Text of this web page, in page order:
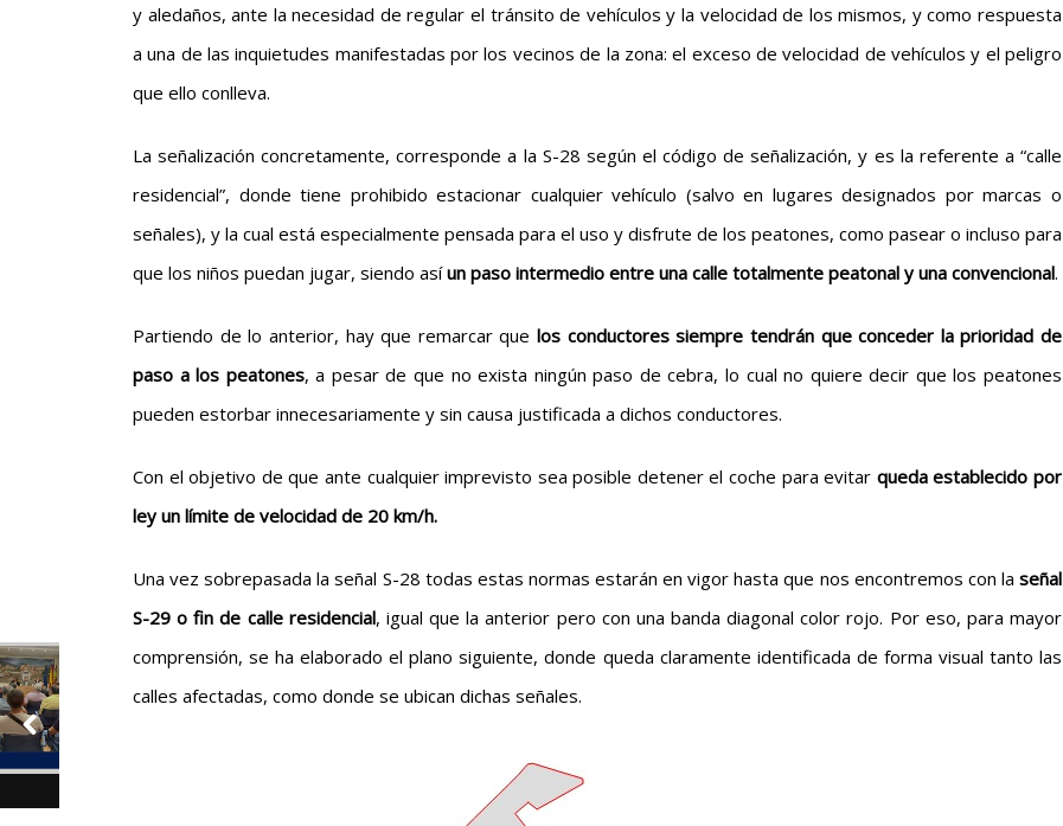
y aledaños, ante la necesidad de regular el tránsito de vehículos y la velocidad de los mismos, y como respuesta
a una de las inquietudes manifestadas por los vecinos de la zona: el exceso de velocidad de vehículos y el peligro
que ello conlleva.
La señalización concretamente, corresponde a la S-28 según el código de señalización, y es la referente a “calle
residencial”, donde tiene prohibido estacionar cualquier vehículo (salvo en lugares designados por marcas o
señales), y la cual está especialmente pensada para el uso y disfrute de los peatones, como pasear o incluso para
que los niños puedan jugar, siendo asíun paso intermedio entre una calle totalmente peatonal y una convencional.
Partiendo de lo anterior, hay que remarcar que los conductores siempre tendrán que conceder la prioridad de
paso a los peatones, a pesar de que no exista ningún paso de cebra, lo cual no quiere decir que los peatones
pueden estorbar innecesariamente y sin causa justificada a dichos conductores.
Con el objetivo de que ante cualquier imprevisto sea posible detener el coche para evitar quedaestablecido por
ley un límite de velocidad de 20 km/h.
Una vez sobrepasada la señal S-28 todas estas normas estarán en vigor hasta que nos encontremos con la señal
S-29 o fin de calle residencial, igual que la anterior pero con una banda diagonal color rojo. Por eso, para mayor
comprensión, se ha elaborado el plano siguiente, donde queda claramente identificada de forma visual tanto las
calles afectadas, como donde se ubican dichas señales.